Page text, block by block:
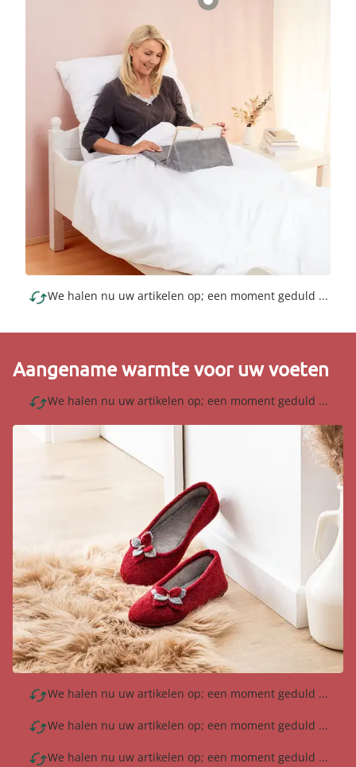
We halen nu uw artikelen op; een moment geduld ...
Aangename warmte voor uw voeten
We halen nu uw artikelen op; een moment geduld ...
We halen nu uw artikelen op; een moment geduld ...
We halen nu uw artikelen op; een moment geduld ...
We halen nu uw artikelen op; een moment geduld ...